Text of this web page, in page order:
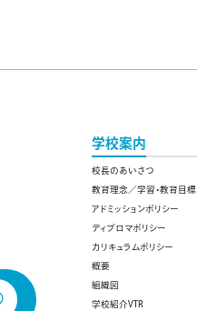
学校案内
校長のあいさつ
教育理念／学習・教育目標
アドミッションポリシー
ディプロマポリシー
カリキュラムポリシー
概要
組織図
学校紹介VTR